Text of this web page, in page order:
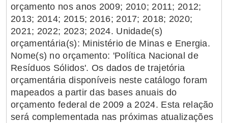
orçamento nos anos 2009; 2010; 2011; 2012;
2013; 2014; 2015; 2016; 2017; 2018; 2020;
2021; 2022; 2023; 2024. Unidade(s)
orçamentária(s): Ministério de Minas e Energia.
Nome(s) no orçamento: 'Política Nacional de
Resíduos Sólidos'. Os dados de trajetória
orçamentária disponíveis neste catálogo foram
mapeados a partir das bases anuais do
orçamento federal de 2009 a 2024. Esta relação
será complementada nas próximas atualizações